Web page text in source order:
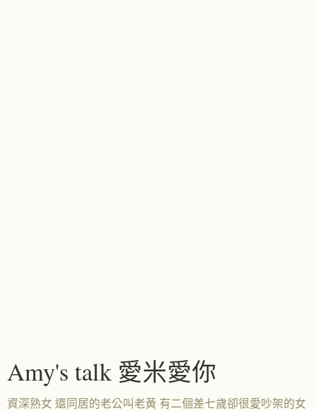
Amy's talk 愛米愛你
資深熟女 還同居的老公叫老黃 有二個差七歲卻很愛吵架的女